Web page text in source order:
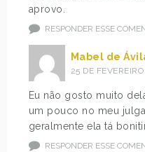
aprovo.
RESPONDER ESSE
Mabel de
25 DE
Eu não gosto muito
um pouco no meu
geralmente ela tá
RESPONDER ESSE